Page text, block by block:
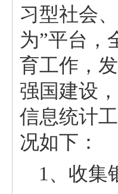
习型社会
为”平台，
育工作，
强国建设
信息统计
况如下：
1、收集